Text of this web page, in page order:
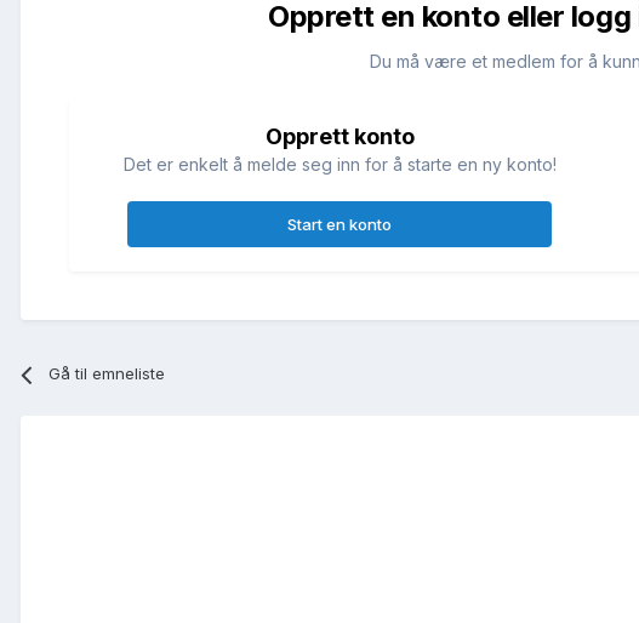
Opprett en konto eller
Du må være et medlem for å
Opprett konto
Det er enkelt å melde seg inn for å starte en ny konto!
Start en konto
Gå til emneliste